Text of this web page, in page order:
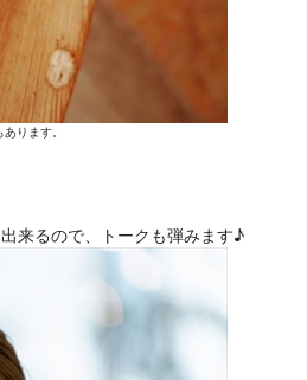
ります。
来るので、トークも弾みます♪